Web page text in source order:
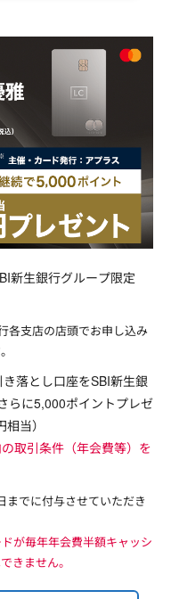
新生銀行グループ限定
各支店の店頭でお申し込み
落とし口座をSBI新生銀
らに5,000ポイントプレゼ
当）
取引条件（年会費等）を
までに付与させていただき
が毎年年会費半額キャッシ
きません。